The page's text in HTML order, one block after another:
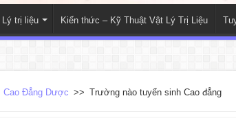
Lý trị liệu Kiến thức – Kỹ Thuật Vật Lý Trị Liệu
Cao Đẳng Dược >> Trường nào tuyển sinh Cao đẳng